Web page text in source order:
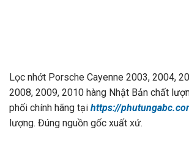
Lọc nhớt Porsche Cayenne 2003, 2004,
2008, 2009, 2010 hàng Nhật Bản chất
phối chính hãng tại https://
lượng. Đúng nguồn gốc xuất xứ.